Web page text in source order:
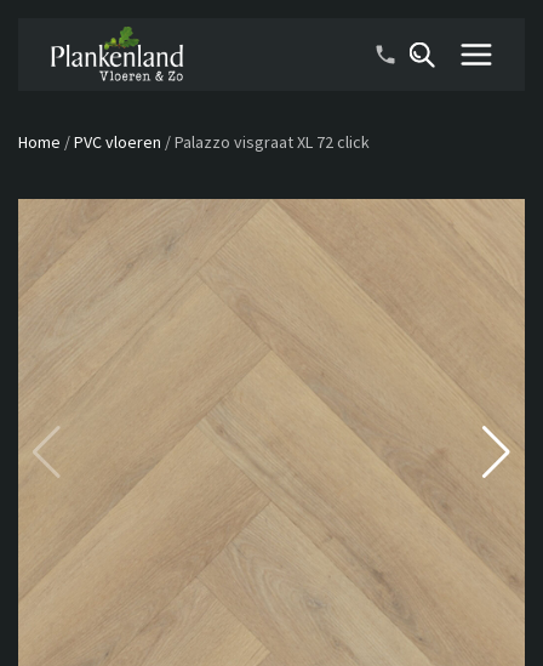
Home /PVC vloeren /Palazzo visgraat XL 72 click